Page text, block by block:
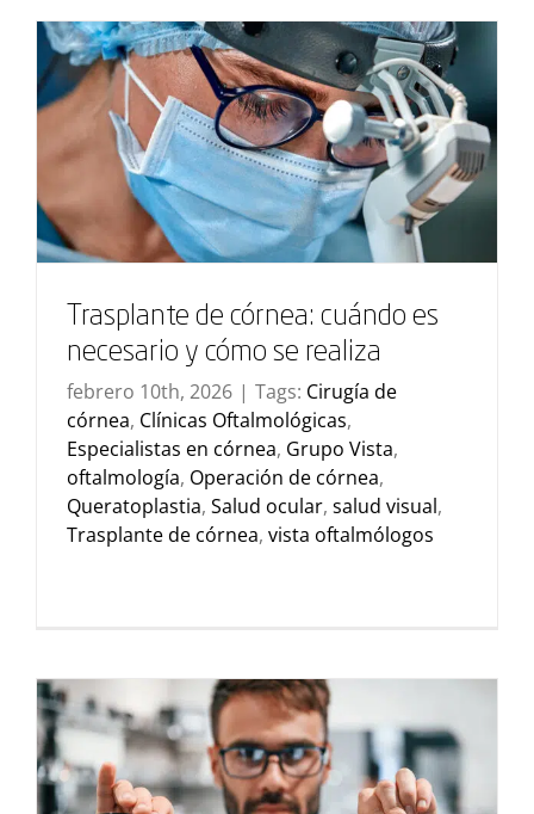
Trasplante de córnea: cuándo es
necesario y cómo se realiza
febrero 10th, 2026 | Tags: Cirugía de
córnea, Clínicas Oftalmológicas,
Especialistas en córnea, Grupo Vista,
oftalmología, Operación de córnea,
Queratoplastia, Salud ocular, salud visual,
Trasplante de córnea, vista oftalmólogos